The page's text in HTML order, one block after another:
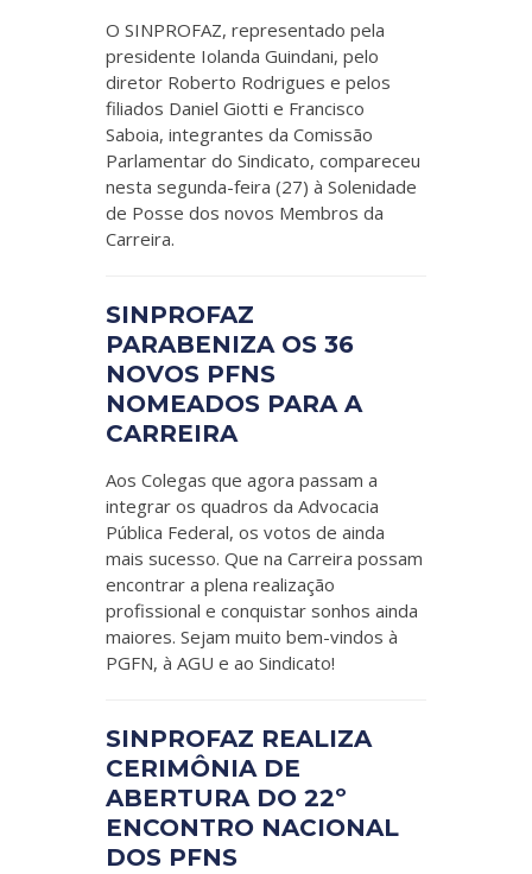
O SINPROFAZ, representado pela
presidente Iolanda Guindani, pelo
diretor Roberto Rodrigues e pelos
filiados Daniel Giotti e Francisco
Saboia, integrantes da Comissão
Parlamentar do Sindicato, compareceu
nesta segunda-feira (27) à Solenidade
de Posse dos novos Membros da
Carreira.
SINPROFAZ
PARABENIZA OS 36
NOVOS PFNS
NOMEADOS PARA A
CARREIRA
Aos Colegas que agora passam a
integrar os quadros da Advocacia
Pública Federal, os votos de ainda
mais sucesso. Que na Carreira possam
encontrar a plena realização
profissional e conquistar sonhos ainda
maiores. Sejam muito bem-vindos à
PGFN, à AGU e ao Sindicato!
SINPROFAZ REALIZA
CERIMÔNIA DE
ABERTURA DO 22º
ENCONTRO NACIONAL
DOS PFNS